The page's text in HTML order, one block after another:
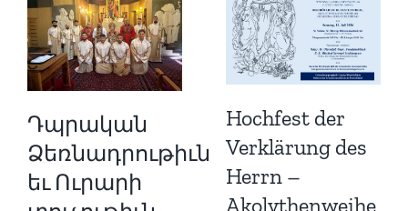
Դպրական
Ձեռնադրութիւն
եւ Ուրարի
Hochfest der
Verklärung des
Herrn –
Akolythenweihe